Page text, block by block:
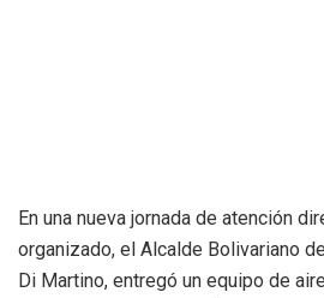
En una nueva jornada de atención
organizado, el Alcalde Bolivariano
Di Martino, entregó un equipo de